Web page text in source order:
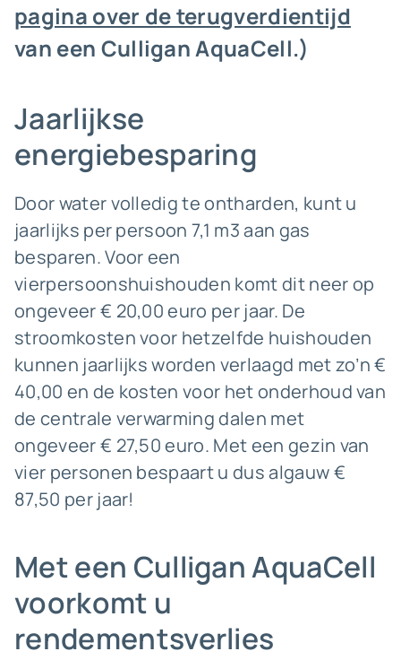
pagina over de terugverdientijd
van een Culligan AquaCell.)
Jaarlijkse
energiebesparing
Door water volledig te ontharden, kunt u
jaarlijks per persoon 7,1 m3 aan gas
besparen. Voor een
vierpersoonshuishouden komt dit neer op
ongeveer € 20,00 euro per jaar. De
stroomkosten voor hetzelfde huishouden
kunnen jaarlijks worden verlaagd met zo’n €
40,00 en de kosten voor het onderhoud van
de centrale verwarming dalen met
ongeveer € 27,50 euro. Met een gezin van
vier personen bespaart u dus algauw €
87,50 per jaar!
Met een Culligan AquaCell
voorkomt u
rendementsverlies